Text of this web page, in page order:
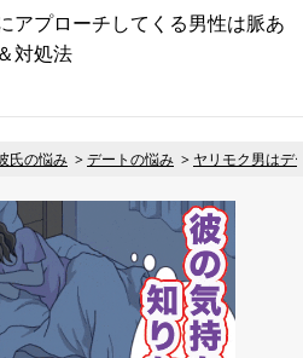
アプローチしてくる男性は脈あ
対処法
氏の悩み デートの悩み ヤリモク男はデ